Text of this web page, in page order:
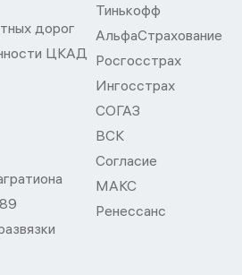
дорог
ЦКАД
Тинькофф
АльфаСтрахование
Росгосстрах
Ингосстрах
СОГАЗ
ВСК
Согласие
МАКС
Ренессанс